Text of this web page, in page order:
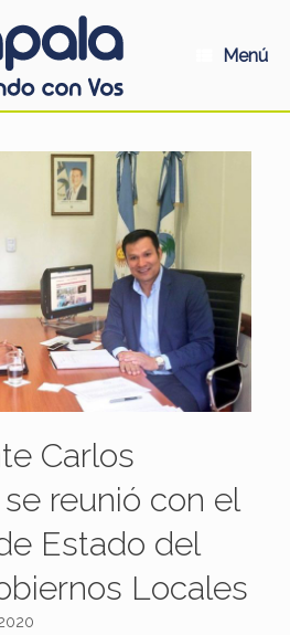
Menú
Carlos
reunió con el
Estado del
Locales